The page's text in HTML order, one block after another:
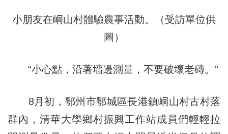
小朋友在峒山村體驗農事活動。（受訪單位供
圖）
“小心點，沿著墻邊測量，不要破壞老磚。”
8月初，鄂州市鄂城區長港鎮峒山村古村落
群內，清華大學鄉村振興工作站成員們輕輕拉